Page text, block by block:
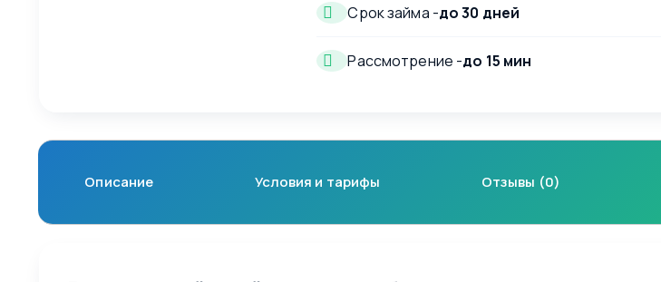
Срок займа -до 30 дней
Рассмотрение -до 15 мин
Описание Условия и тарифы Отзывы (0)